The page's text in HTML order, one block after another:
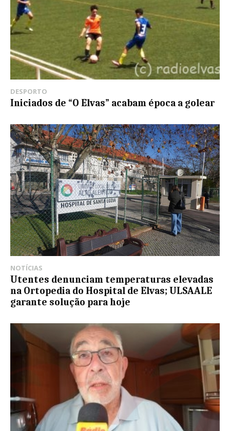
DESPORTO
Iniciados de “O Elvas” acabam época a golear
NOTÍCIAS
Utentes denunciam temperaturas elevadas
na Ortopedia do Hospital de Elvas; ULSAALE
garante solução para hoje